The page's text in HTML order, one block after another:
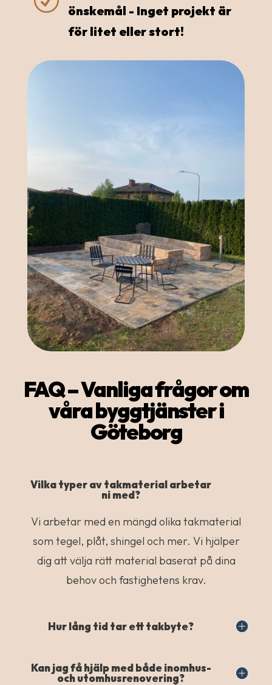
önskemål - Inget projekt är
för litet eller stort!
FAQ – Vanliga frågor om
våra byggtjänster i
Göteborg
Vilka typer av takmaterial arbetar
ni med?
Vi arbetar med en mängd olika takmaterial
som tegel, plåt, shingel och mer. Vi hjälper
dig att välja rätt material baserat på dina
behov och fastighetens krav.
Hur lång tid tar ett takbyte?
Kan jag få hjälp med både inomhus-
och utomhusrenovering?